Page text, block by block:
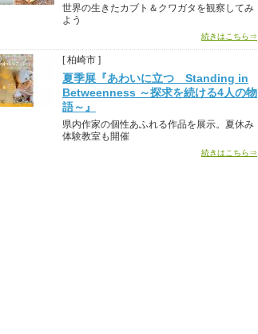
世界の生きたカブト＆クワガタを観察してみ
よう
続きはこちら⇒
[ 柏崎市 ]
夏季展『あわいに立つ Standing in
Betweenness ～探求を続ける4人の物
語～』
県内作家の個性あふれる作品を展示。夏休み
体験教室も開催
続きはこちら⇒